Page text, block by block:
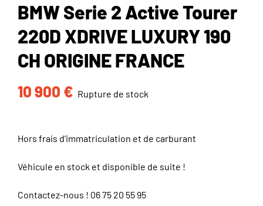
BMW Serie 2 Active Tourer
220D XDRIVE LUXURY 190
CH ORIGINE FRANCE
10 900 € Rupture de stock
Hors frais d’immatriculation et de carburant
Véhicule en stock et disponible de suite !
Contactez-nous ! 06 75 20 55 95